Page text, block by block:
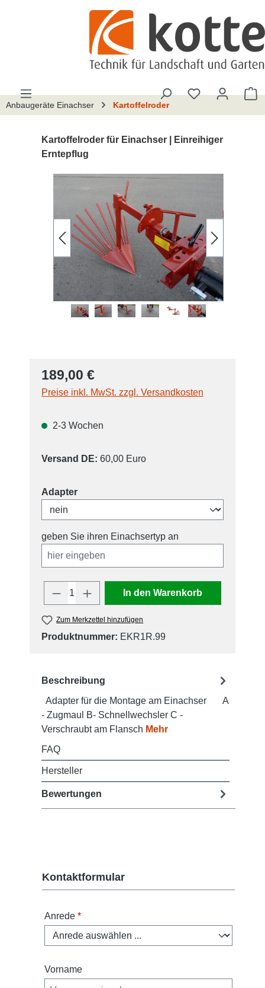
Du hast 0
Anbaugeräte Einachser Kartoffelroder
Kartoffelroder für Einachser | Einreihiger
Erntepflug
Bildergalerie überspringen
189,00 €
Preise inkl. MwSt. zzgl. Versandkosten
2-3 Wochen
Versand DE: 60,00 Euro
Adapterauswählen
geben Sie ihren Einachsertyp an
Produkt Anzahl: Gib den
In den Warenkorb
Zum Merkzettel hinzufügen
Produktnummer: EKR1R.99
Beschreibung
Adapter für die Montage am Einachser A
- Zugmaul B- Schnellwechsler C -
Verschraubt am Flansch Mehr
FAQ
Hersteller
Bewertungen
Kontaktformular
Anrede *
Vorname